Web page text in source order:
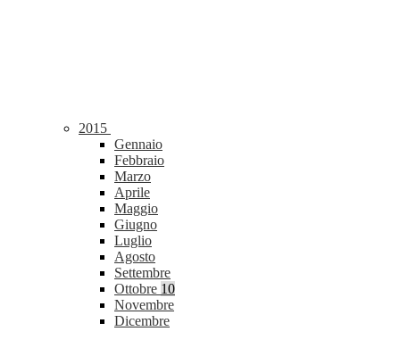
2015
Gennaio
Febbraio
Marzo
Aprile
Maggio
Giugno
Luglio
Agosto
Settembre
Ottobre 10
Novembre
Dicembre